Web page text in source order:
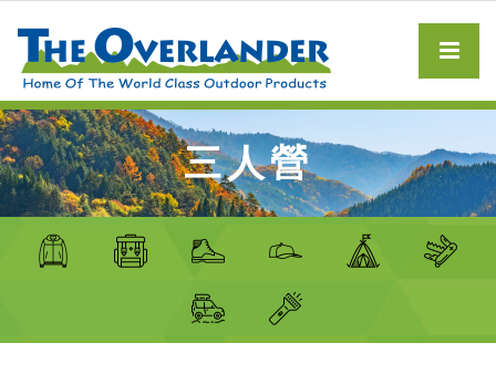
三人營